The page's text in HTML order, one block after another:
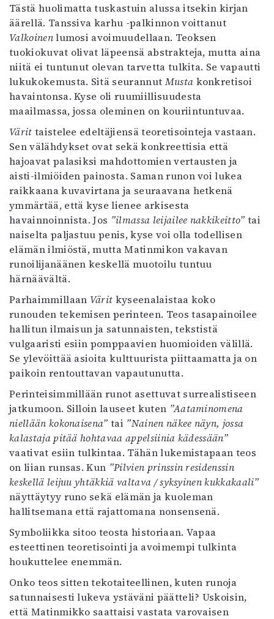
In English
Esitystaide
Arkisto
Lehdet
4/2026
2–3/2026
1/2026
6/2025
5/2025 saame
5/2025
Lehtiarkisto
Info
Tilaus ja irtonumerot
Yhteistyössä
Toimitus
Tästä huolimatta tuskastuin alussa itsekin kirjan
äärellä. Tanssiva karhu -palkinnon voittanut
Valkoinenlumosi avoimuudellaan. Teoksen
tuokiokuvat olivat läpeensä abstrakteja, mutta aina
niitä ei tuntunut olevan tarvetta tulkita. Se vapautti
lukukokemusta. Sitä seurannut Musta konkretisoi
havaintonsa. Kyse oli ruumiillisuudesta
maailmassa, jossa oleminen on kouriintuntuvaa.
Värit taistelee edeltäjiensä teoretisointeja vastaan.
Sen välähdykset ovat sekä konkreettisia että
hajoavat palasiksi mahdottomien vertausten ja
aisti-ilmiöiden painosta. Saman runon voi lukea
raikkaana kuvavirtana ja seuraavana hetkenä
ymmärtää, että kyse lienee arkisesta
havainnoinnista. Jos ”ilmassa leijailee nakkikeitto” tai
naiselta paljastuu penis, kyse voi olla todellisen
elämän ilmiöstä, mutta Matinmikon vakavan
runoilijanäänen keskellä muotoilu tuntuu
härnäävältä.
Parhaimmillaan Värit kyseenalaistaa koko
runouden tekemisen perinteen. Teos tasapainoilee
hallitun ilmaisun ja satunnaisten, tekstistä
vulgaaristi esiin pomppaavien huomioiden välillä.
Se ylevöittää asioita kulttuurista piittaamatta ja on
paikoin rentouttavan vapautunutta.
Perinteisimmillään runot asettuvat surrealistiseen
jatkumoon. Silloin lauseet kuten ”Aataminomena
niellään kokonaisena” tai ”Nainen näkee näyn, jossa
kalastaja pitää hohtavaa appelsiinia kädessään”
vaativat esiin tulkintaa. Tähän lukemistapaan teos
on liian runsas. Kun ”Pilvien prinssin residenssin
keskellä leijuu yhtäkkiä valtava / syksyinen kukkakaali”
näyttäytyy runo sekä elämän ja kuoleman
hallitsemana että rajattomana nonsensenä.
Symboliikka sitoo teosta historiaan. Vapaa
esteettinen teoretisointi ja avoimempi tulkinta
houkuttelee enemmän.
Onko teos sitten tekotaiteellinen, kuten runoja
satunnaisesti lukeva ystäväni päätteli? Uskoisin,
että Matinmikko saattaisi vastata varovaisen